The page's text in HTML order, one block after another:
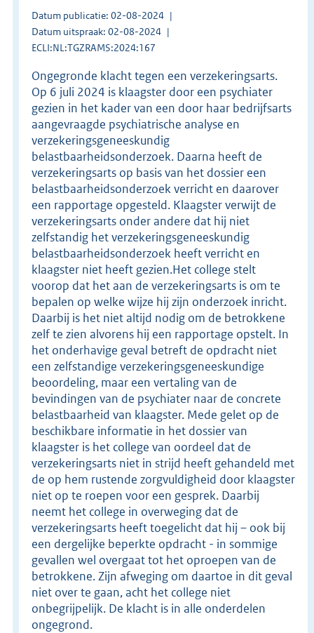
Datum publicatie: 02-08-2024
Datum uitspraak: 02-08-2024
ECLI:NL:TGZRAMS:2024:167
Ongegronde klacht tegen een verzekeringsarts.
Op 6 juli 2024 is klaagster door een psychiater
gezien in het kader van een door haar bedrijfsarts
aangevraagde psychiatrische analyse en
verzekeringsgeneeskundig
belastbaarheidsonderzoek. Daarna heeft de
verzekeringsarts op basis van het dossier een
belastbaarheidsonderzoek verricht en daarover
een rapportage opgesteld. Klaagster verwijt de
verzekeringsarts onder andere dat hij niet
zelfstandig het verzekeringsgeneeskundig
belastbaarheidsonderzoek heeft verricht en
klaagster niet heeft gezien.Het college stelt
voorop dat het aan de verzekeringsarts is om te
bepalen op welke wijze hij zijn onderzoek inricht.
Daarbij is het niet altijd nodig om de betrokkene
zelf te zien alvorens hij een rapportage opstelt. In
het onderhavige geval betreft de opdracht niet
een zelfstandige verzekeringsgeneeskundige
beoordeling, maar een vertaling van de
bevindingen van de psychiater naar de concrete
belastbaarheid van klaagster. Mede gelet op de
beschikbare informatie in het dossier van
klaagster is het college van oordeel dat de
verzekeringsarts niet in strijd heeft gehandeld met
de op hem rustende zorgvuldigheid door klaagster
niet op te roepen voor een gesprek. Daarbij
neemt het college in overweging dat de
verzekeringsarts heeft toegelicht dat hij – ook bij
een dergelijke beperkte opdracht - in sommige
gevallen wel overgaat tot het oproepen van de
betrokkene. Zijn afweging om daartoe in dit geval
niet over te gaan, acht het college niet
onbegrijpelijk. De klacht is in alle onderdelen
ongegrond.